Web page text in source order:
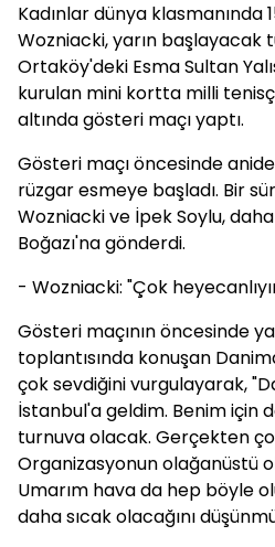
Kadınlar dünya klasmanında
Wozniacki, yarın başlayacak
Ortaköy'deki Esma Sultan
kurulan mini kortta milli
altında gösteri maçı yaptı.
Gösteri maçı öncesinde
rüzgar esmeye başladı. Bir
Wozniacki ve İpek Soylu,
Boğazı'na gönderdi.
- Wozniacki: "Çok
Gösteri maçının öncesinde
toplantısında konuşan
çok sevdiğini vurgulayarak,
İstanbul'a geldim. Benim için
turnuva olacak. Gerçekten
Organizasyonun olağanüstü
Umarım hava da hep böyle
daha sıcak olacağını